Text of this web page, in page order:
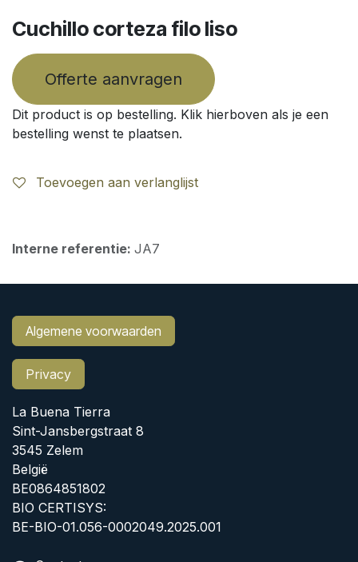
Cuchillo corteza filo liso
Offerte aanvragen
Dit product is op bestelling. Klik hierboven als je een
bestelling wenst te plaatsen.
Toevoegen aan verlanglijst
Interne referentie: JA7
Algemene voorwaarden
Privacy
La Buena Tierra
Sint-Jansbergstraat 8
3545 Zelem
België
BE0864851802
BIO CERTISYS:
BE-BIO-01.056-0002049.2025.001